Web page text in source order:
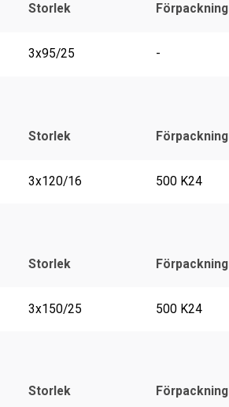
Storlek Förpackning
3x95/25 -
Storlek Förpackning
3x120/16 500 K24
Storlek Förpackning
3x150/25 500 K24
Storlek Förpackning